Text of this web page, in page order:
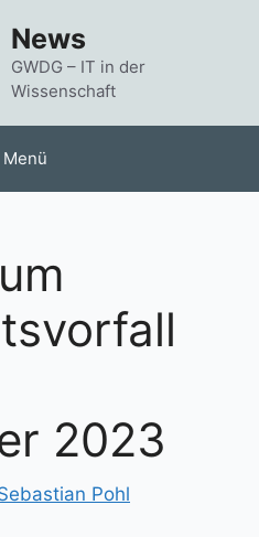
News
GWDG – IT in der
Wissenschaft
Menü
2023
Pohl